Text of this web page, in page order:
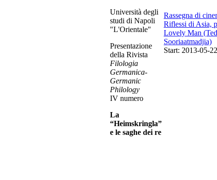
Università degli
studi di Napoli
"L'Orientale"
Presentazione
della Rivista
Filologia
Germanica-
Germanic
Philology
IV numero
La
“Heimskringla”
e le saghe dei re
Rassegna di
Riflessi di Asia,
Lovely Man
Sooriaatmadjia)
Start: 2013-05-